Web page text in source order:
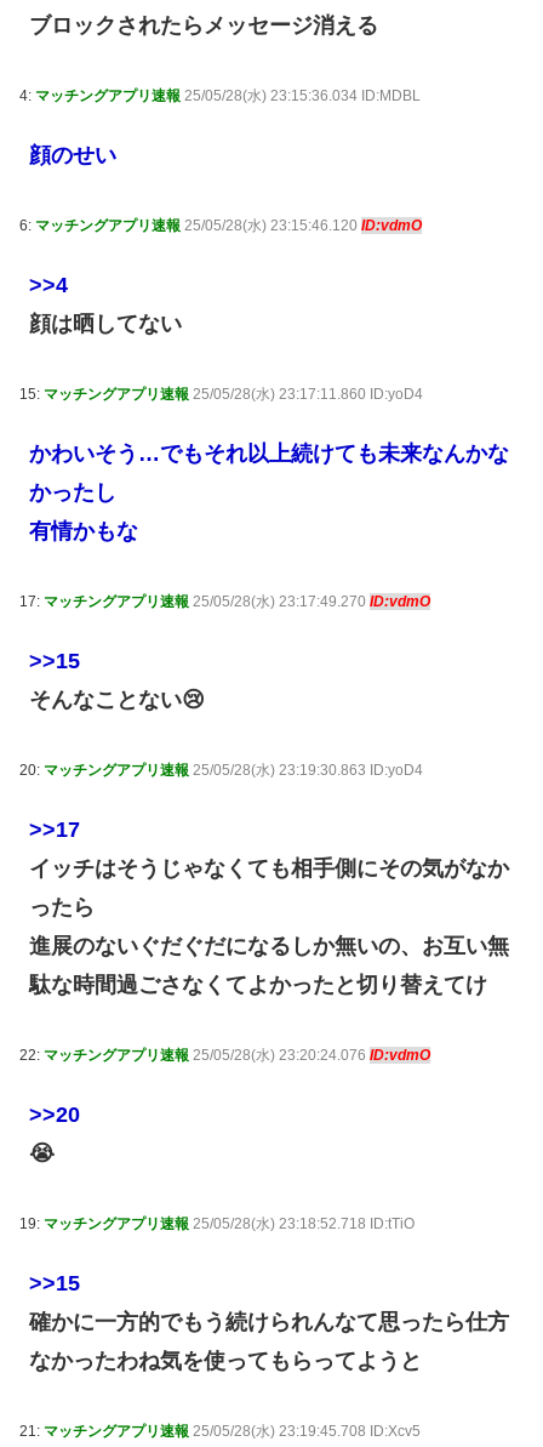
ブロックされたらメッセージ消える
4: マッチングアプリ速報 25/05/28(水) 23:15:36.034 ID:MDBL
顔のせい
6: マッチングアプリ速報 25/05/28(水) 23:15:46.120 ID:vdmO
>>4
顔は晒してない
15: マッチングアプリ速報 25/05/28(水) 23:17:11.860 ID:yoD4
かわいそう…でもそれ以上続けても未来なんかな
かったし
有情かもな
17: マッチングアプリ速報 25/05/28(水) 23:17:49.270 ID:vdmO
>>15
そんなことない😢
20: マッチングアプリ速報 25/05/28(水) 23:19:30.863 ID:yoD4
>>17
イッチはそうじゃなくても相手側にその気がなか
ったら
進展のないぐだぐだになるしか無いの、お互い無
駄な時間過ごさなくてよかったと切り替えてけ
22: マッチングアプリ速報 25/05/28(水) 23:20:24.076 ID:vdmO
>>20
😭
19: マッチングアプリ速報 25/05/28(水) 23:18:52.718 ID:tTiO
>>15
確かに一方的でもう続けられんなて思ったら仕方
なかったわね気を使ってもらってようと
21: マッチングアプリ速報 25/05/28(水) 23:19:45.708 ID:Xcv5